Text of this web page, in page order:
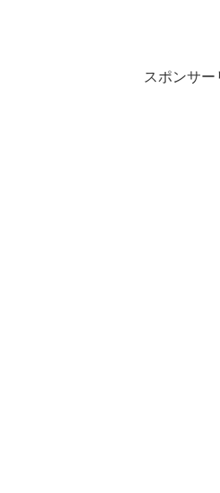
スポンサー